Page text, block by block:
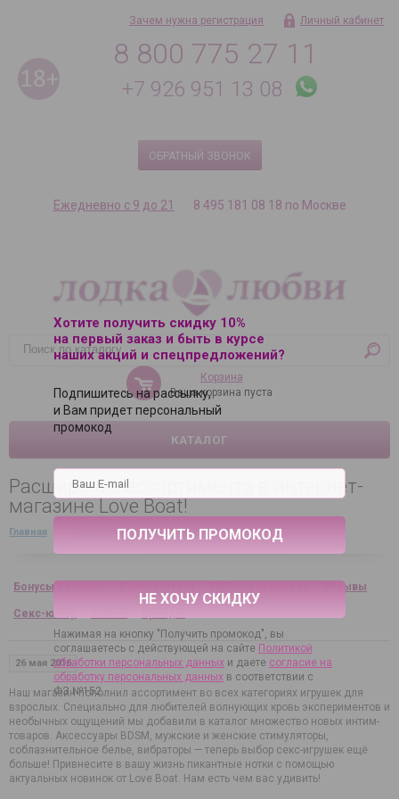
8 800 775 27 11
+7 926 951 13 08
ОБРАТНЫЙ ЗВОНОК
Зачем нужна регистрация Личный кабинет
Ежедневно с 9 до 21 8 495 181 08 18 по Москве
Корзина
Ваша корзина пуста
КАТАЛОГ
Расширение ассортимента в интернет-
магазине Love Boat!
Главная О компании → Новости
Бонусы и скидки Отзывы
Секс-юмор
26 мая 2016
Наш магазин пополнил ассортимент во всех категориях игрушек для
взрослых. Специально для любителей волнующих кровь экспериментов и
необычных ощущений мы добавили в каталог множество новых интим-
товаров. Аксессуары BDSM, мужские и женские стимуляторы,
соблазнительное белье, вибраторы — теперь выбор секс-игрушек ещё
больше! Привнесите в вашу жизнь пикантные нотки с помощью
актуальных новинок от Love Boat. Нам есть чем вас удивить!
Хотите получить скидку 10%
на первый заказ и быть в курсе
наших акций и спецпредложений?
Подпишитесь на рассылку,
и Вам придет персональный
промокод
НЕ ХОЧУ СКИДКУ
Нажимая на кнопку "Получить промокод", вы
соглашаетесь с действующей на сайте Политикой
обработки персональных данных и даете согласие на
обработку персональных данных в соответствии с
ФЗ №152.